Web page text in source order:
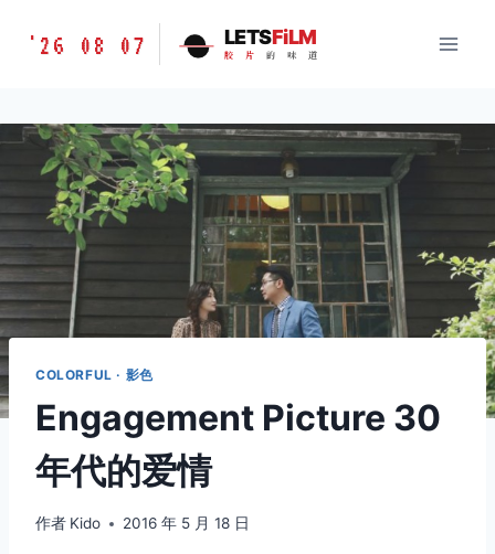
胶
味
LETSFILM
'26 08 07 LETSFiLM
胶 片 的 味 道
COLORFUL · 影色
Engagement Picture 30
年代的爱情
作者 Kido 2016 年 5 月 18 日